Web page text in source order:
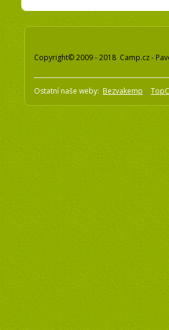
Copyright© 2009 - 2018 Camp.cz -
Ostatní naše weby: Bezvakemp